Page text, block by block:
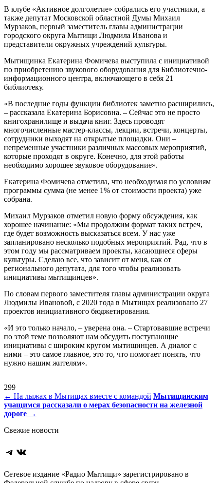
В клубе «Активное долголетие» собрались его участники, а
также депутат Московской областной Думы Михаил
Мурзаков, первый заместитель главы администрации
городского округа Мытищи Людмила Иванова и
представители окружных учреждений культуры.
Мытищинка Екатерина Фомичева выступила с инициативой
по приобретению звукового оборудования для Библиотечно-
информационного центра, включающего в себя 21
библиотеку.
«В последние годы функции библиотек заметно расширились,
– рассказала Екатерина Борисовна. – Сейчас это не просто
книгохранилище и выдача книг. Здесь проводят
многочисленные мастер-классы, лекции, встречи, концерты,
сотрудники выходят на открытые площадки. Они –
непременные участники различных массовых мероприятий,
которые проходят в округе. Конечно, для этой работы
необходимо хорошее звуковое оборудование».
Екатерина Фомичева отметила, что необходимая по условиям
программы сумма (не менее 1% от стоимости проекта) уже
собрана.
Михаил Мурзаков отметил новую форму обсуждения, как
хорошее начинание: «Мы продолжим формат таких встреч,
где будет возможность высказаться всем. У нас уже
запланировано несколько подобных мероприятий. Рад, что в
этом году мы рассматриваем проекты, касающиеся сферы
культуры. Сделаю все, что зависит от меня, как от
регионального депутата, для того чтобы реализовать
инициативы мытищинцев».
По словам первого заместителя главы администрации округа
Людмилы Ивановой, с 2020 года в Мытищах реализовано 27
проектов инициативного бюджетирования.
«И это только начало, – уверена она. – Стартовавшие встречи
по этой теме позволяют нам обсудить поступающие
инициативы с широким кругом мытищинцев. А диалог с
ними – это самое главное, это то, что помогает понять, что
нужно нашим жителям».
299
Навигация
по
← На лыжах в Мытищах вместе с командой Мытищинским
учащимся рассказали о мерах безопасности на железной
дороге →
Свежие новости
Telegram
ВКонтакте
Сетевое издание «Радио Мытищи» зарегистрировано в